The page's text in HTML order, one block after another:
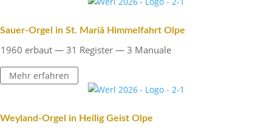
Sauer-Orgel in St. Mariä Himmel­fahrt Olpe
1960 erbaut — 31 Register — 3 Manuale
Mehr erfahren
Weyland-Orgel in Heilig Geist Olpe